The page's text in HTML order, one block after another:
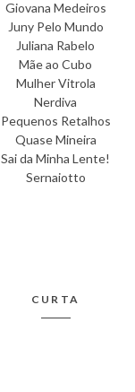
Giovana Medeiros
Juny Pelo Mundo
Juliana Rabelo
Mãe ao Cubo
Mulher Vitrola
Nerdiva
Pequenos Retalhos
Quase Mineira
Sai da Minha Lente!
Sernaiotto
CURTA